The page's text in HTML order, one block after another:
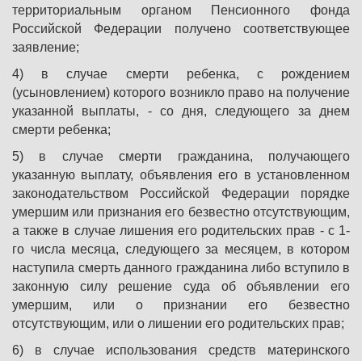
территориальным органом Пенсионного фонда
Российской Федерации получено соответствующее
заявление;
4) в случае смерти ребенка, с рождением
(усыновлением) которого возникло право на получение
указанной выплаты, - со дня, следующего за днем
смерти ребенка;
5) в случае смерти гражданина, получающего
указанную выплату, объявления его в установленном
законодательством Российской Федерации порядке
умершим или признания его безвестно отсутствующим,
а также в случае лишения его родительских прав - с 1-
го числа месяца, следующего за месяцем, в котором
наступила смерть данного гражданина либо вступило в
законную силу решение суда об объявлении его
умершим, или о признании его безвестно
отсутствующим, или о лишении его родительских прав;
6) в случае использования средств материнского